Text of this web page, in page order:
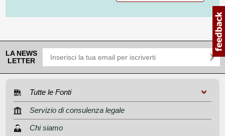
LA NEWS
LETTER
Tutte le Fonti
Servizio di consulenza legale
Chi siamo